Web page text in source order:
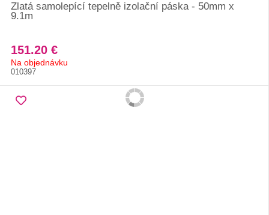
Zlatá samolepící tepelně izolační páska - 50mm x
9.1m
151.20 €
Na objednávku
010397